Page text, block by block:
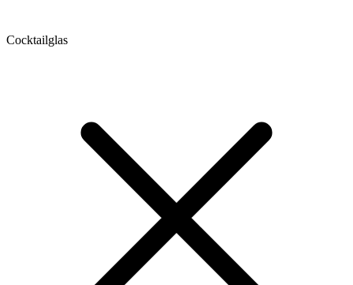
Cocktailglas